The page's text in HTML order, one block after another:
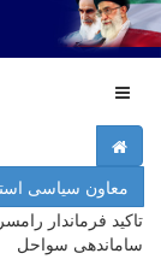
معاون سیاسی
تاکید فرماندار
ساماندهی سواحل